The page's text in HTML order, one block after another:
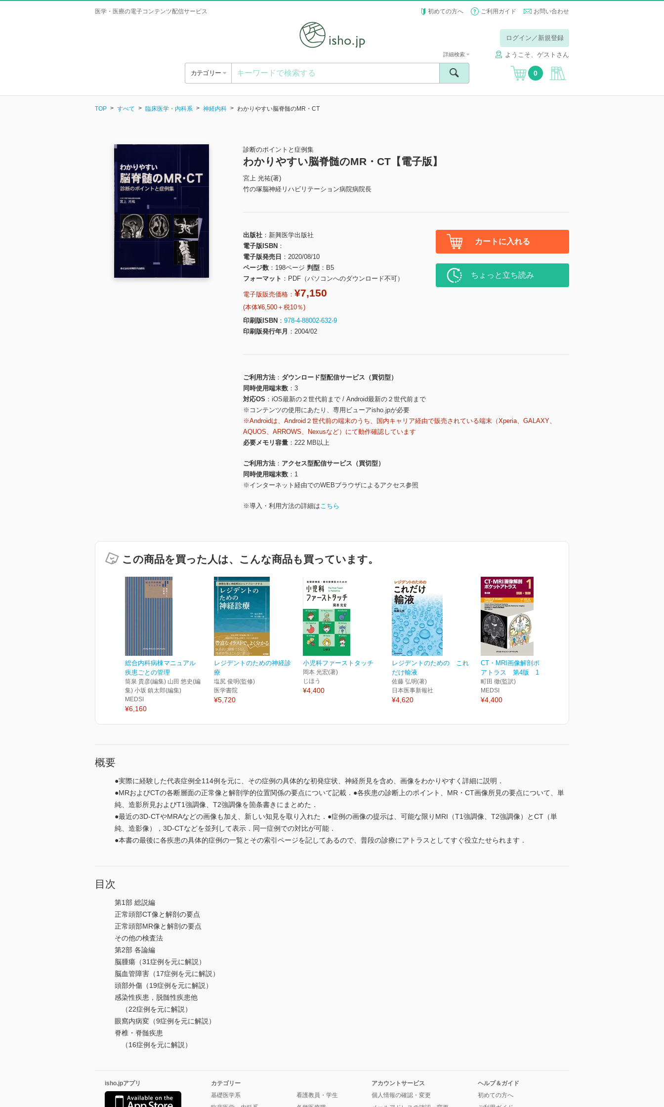
医学・医療の電子コンテンツ配信サービス 初めての方へ ご利用ガイド お問い合わせ
ログイン／新規登録
ようこそ、ゲストさん
カテゴリー
詳細検索
0
TOP すべて 臨床医学・内科系 神経内科 わかりやすい脳脊髄のMR・CT
診断のポイントと症例集
わかりやすい脳脊髄のMR・CT【電子版】
宮上 光祐(著)
竹の塚脳神経リハビリテーション病院病院長
出版社
新興医学出版社
電子版ISBN
電子版発売日
2020/08/10
ページ数
198ページ 判型
B5
フォーマット
PDF（パソコンへのダウンロード不可）
電子版販売価格： ¥7,150
(本体¥6,500＋税10％)
印刷版ISBN
978-4-88002-632-9
印刷版発行年月
2004/02
カートに入れる
ちょっと立ち読み
ご利用方法
ダウンロード型配信サービス（買切型）
同時使用端末数
3
対応OS
iOS最新の２世代前まで / Android最新の２世代前まで
※コンテンツの使用にあたり、専用ビューアisho.jpが必要
※Androidは、Android２世代前の端末のうち、国内キャリア経由で販売されている端末（Xperia、GALAXY、
AQUOS、ARROWS、Nexusなど）にて動作確認しています
必要メモリ容量
222 MB以上
ご利用方法
アクセス型配信サービス（買切型）
同時使用端末数
1
※インターネット経由でのWEBブラウザによるアクセス参照
※導入・利用方法の詳細はこちら
この商品を買った人は、こんな商品も買っています。
総合内科病棟マニュアル
疾患ごとの管理
筒泉 貴彦(編集) 山田 悠史(編
集) 小坂 鎮太郎(編集)
MEDSI
¥6,160
レジデントのための神経診
療
塩尻 俊明(監修)
医学書院
¥5,720
小児科ファーストタッチ
岡本 光宏(著)
じほう
¥4,400
レジデントのための これ
だけ輸液
佐藤 弘明(著)
日本医事新報社
¥4,620
CT・MRI画像解剖ポケット
アトラス 第4版 1巻...
町田 徹(監訳)
MEDSI
¥4,400
概要
●実際に経験した代表症例全114例を元に、その症例の具体的な初発症状、神経所見を含め、画像をわかりやすく詳細に説明．
●MRおよびCTの各断層面の正常像と解剖学的位置関係の要点について記載．●各疾患の診断上のポイント、MR・CT画像所見の要点について、単
純、造影所見およびT1強調像、T2強調像を箇条書きにまとめた．
●最近の3D-CTやMRAなどの画像も加え、新しい知見を取り入れた．●症例の画像の提示は、可能な限りMRI（T1強調像、T2強調像）とCT（単
純、造影像），3D-CTなどを並列して表示．同一症例での対比が可能．
●本書の最後に各疾患の具体的症例の一覧とその索引ページを記してあるので、普段の診療にアトラスとしてすぐ役立たせられます．
目次
第1部 総説編
正常頭部CT像と解剖の要点
正常頭部MR像と解剖の要点
その他の検査法
第2部 各論編
脳腫瘍（31症例を元に解説）
脳血管障害（17症例を元に解説）
頭部外傷（19症例を元に解説）
感染性疾患，脱髄性疾患他
（22症例を元に解説）
眼窩内病変（9症例を元に解説）
脊椎・脊髄疾患
（16症例を元に解説）
isho.jpアプリ
カテゴリー
基礎医学系
看護教員・学生
アカウントサービス
個人情報の確認・変更
ヘルプ＆ガイド
初めての方へ